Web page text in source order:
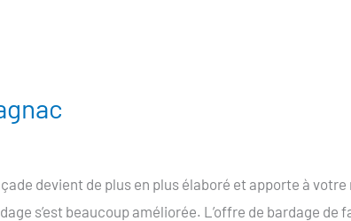
devient de plus en plus élaboré et apporte à
s’est beaucoup améliorée. L’offre de bardage de